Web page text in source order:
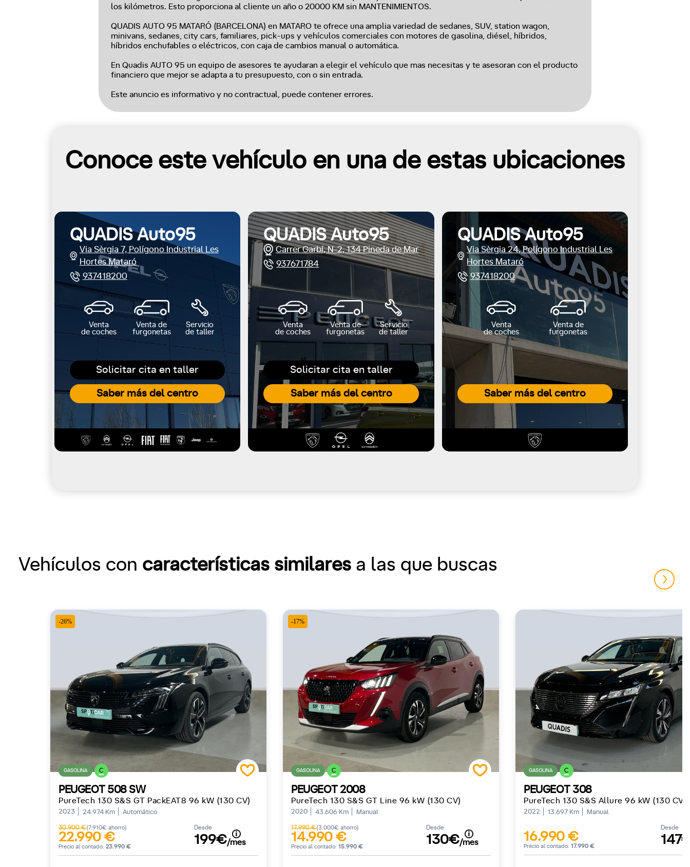
los kilómetros. Esto proporciona al cliente un año o 20000 KM sin MANTENIMIENTOS.
QUADIS AUTO 95 MATARÓ (BARCELONA) en MATARO te ofrece una amplia variedad de sedanes, SUV, station wagon,
minivans, sedanes, city cars, familiares, pick-ups y vehículos comerciales con motores de gasolina, diésel, híbridos,
híbridos enchufables o eléctricos, con caja de cambios manual o automática.
En Quadis AUTO 95 un equipo de asesores te ayudaran a elegir el vehículo que mas necesitas y te asesoran con el producto
financiero que mejor se adapta a tu presupuesto, con o sin entrada.
Este anuncio es informativo y no contractual, puede contener errores.
Conoce este vehículo en una de estas ubicaciones
Solicitar cita en taller
Saber más del centro
QUADIS Auto95
Via Sèrgia 7, Polígono Industrial Les
Hortes Mataró
937418200
Venta
de coches
Venta de
furgonetas
Servicio
de taller
Solicitar cita en taller
Saber más del centro
QUADIS Auto95
Carrer Garbí, N-2, 134 Pineda de Mar
937671784
Venta
de coches
Venta de
furgonetas
Servicio
de taller
Saber más del centro
QUADIS Auto95
Via Sèrgia 24, Polígono Industrial Les
Hortes Mataró
937418200
Venta
de coches
Venta de
furgonetas
Vehículos con características similares a las que buscas
-26%
GASOLINA C
PEUGEOT 508 SW
PureTech 130 S&S GT PackEAT8 96 kW (130 CV)
2023 24.974 Km Automático
30.900 €(7.910€ ahorro)
22.990 €
Precio al contado: 23.990 €
Desde
199€/mes
-17%
GASOLINA C
PEUGEOT 2008
PureTech 130 S&S GT Line 96 kW (130 CV)
2020 43.606 Km Manual
17.990 €(3.000€ ahorro)
14.990 €
Precio al contado: 15.990 €
Desde
130€/mes
GASOLINA C
PEUGEOT 308
PureTech 130 S&S Allure 96 kW (130 CV)
2022 13.697 Km Manual
16.990 €
Precio al contado: 17.990 €
Desde